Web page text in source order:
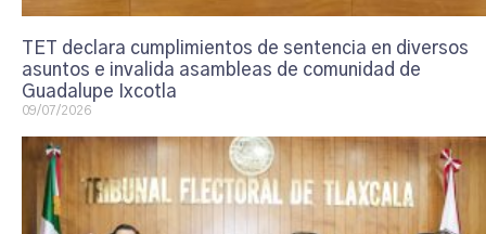
TET declara cumplimientos de sentencia en diversos
asuntos e invalida asambleas de comunidad de
Guadalupe Ixcotla
09/07/2026